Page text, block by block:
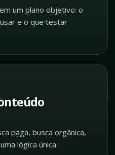
um plano objetivo: o
e o que testar
paga, busca orgânica,
lógica única.